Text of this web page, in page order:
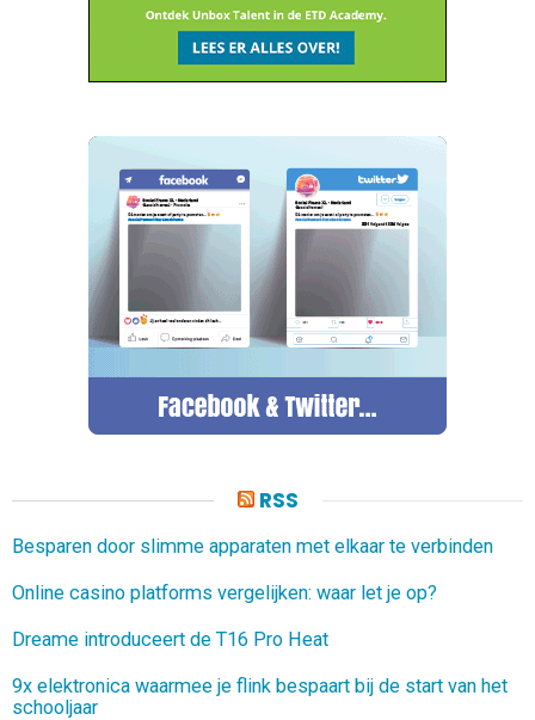
RSS
Besparen door slimme apparaten met elkaar te verbinden
Online casino platforms vergelijken: waar let je op?
Dreame introduceert de T16 Pro Heat
9x elektronica waarmee je flink bespaart bij de start van het
schooljaar